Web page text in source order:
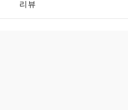
리뷰